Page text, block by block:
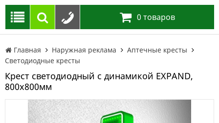
0 товаров
Главная Наружная реклама
Аптечные кресты
Светодиодные кресты
Крест светодиодный с динамикой EXPAND,
800х800мм